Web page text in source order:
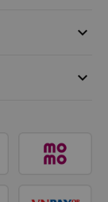
keyboard_arrow_down
keyboard_arrow_down